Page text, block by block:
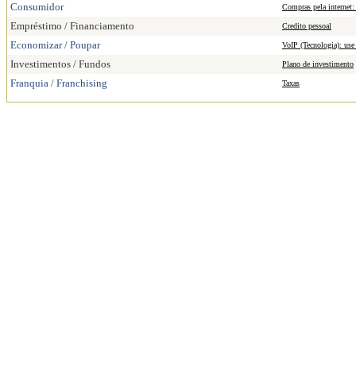
Consumidor Compras pela
Empréstimo / Financiamento Credito pessoal
Economizar / Poupar VoIP (Tecnologia):
Investimentos / Fundos Plano de investimento
Franquia / Franchising Taxas